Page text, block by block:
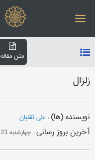
متن مقاله
زلزال
نویسنده (ها): علی ثقفیان
آخرین بروز رسانی: چهارشنبه 23 مهر 1404